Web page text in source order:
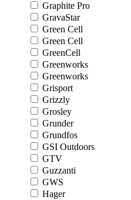
Graphite Pro
GravaStar
Green Cell
Green Cell
GreenCell
Greenworks
Greenworks
Grisport
Grizzly
Grosley
Grunder
Grundfos
GSI Outdoors
GTV
Guzzanti
GWS
Hager